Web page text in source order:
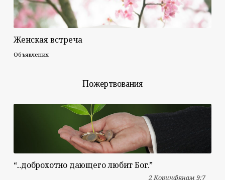
Женская встреча
Объявления
Пожертвования
“...доброхотно дающего любит Бог.”
2 Коринфянам 9:7